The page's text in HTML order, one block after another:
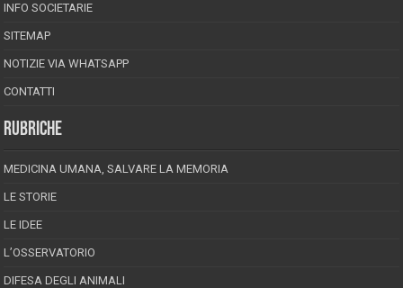
INFO SOCIETARIE
SITEMAP
NOTIZIE VIA WHATSAPP
CONTATTI
RUBRICHE
MEDICINA UMANA, SALVARE LA MEMORIA
LE STORIE
LE IDEE
L’OSSERVATORIO
DIFESA DEGLI ANIMALI